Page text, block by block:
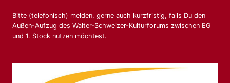
Bitte (telefonisch) melden, gerne auch kurzfristig, falls Du den
Außen-Aufzug des Walter-Schweizer-Kulturforums zwischen EG
und 1. Stock nutzen möchtest.